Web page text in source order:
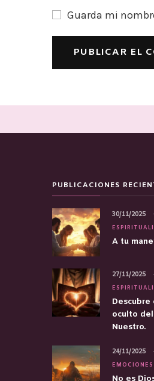
Guarda mi
PUBLICACIONES
A tu
30/11/2025
Descubre
oculto del
Nuestro.
27/11/2025
EMOCIONES
No es
24/11/2025